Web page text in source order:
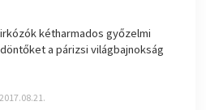
kétharmados győzelmi
a párizsi világbajnokság
2017.08.21.